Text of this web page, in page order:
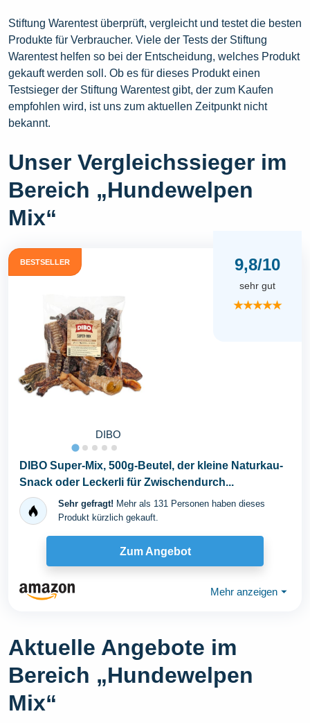
Stiftung Warentest überprüft, vergleicht und testet die besten
Produkte für Verbraucher. Viele der Tests der Stiftung
Warentest helfen so bei der Entscheidung, welches Produkt
gekauft werden soll. Ob es für dieses Produkt einen
Testsieger der Stiftung Warentest gibt, der zum Kaufen
empfohlen wird, ist uns zum aktuellen Zeitpunkt nicht
bekannt.
Unser Vergleichssieger im
Bereich „Hundewelpen
Mix“
BESTSELLER
DIBO
9,8/10
sehr gut
★★★★★
DIBO Super-Mix, 500g-Beutel, der kleine Naturkau-
Snack oder Leckerli für Zwischendurch...
Sehr gefragt! Mehr als 131 Personen haben dieses
Produkt kürzlich gekauft.
Zum Angebot
Mehr anzeigen ⏷
Aktuelle Angebote im
Bereich „Hundewelpen
Mix“